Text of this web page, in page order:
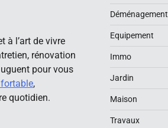
à l’art de vivre
rénovation
pour vous
,
quotidien.
Déménagement
Equipement
Immo
Jardin
Maison
Travaux